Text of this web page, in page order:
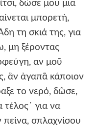
δώσε μου μια
μπορετή,
τη σκιά της, για
μη ξέροντας
αν μοῦ
ἂν ἀγαπᾶ κάποιον
το νερό, δῶσε,
για να
σπλαχνίσου